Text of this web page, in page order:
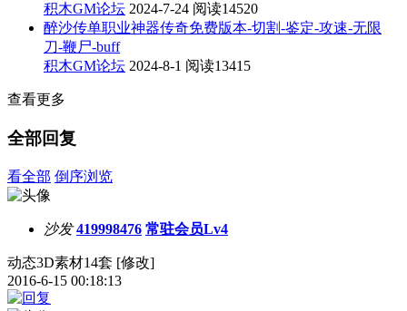
积木GM论坛 2024-7-24 阅读14520
醉沙传单职业神器传奇免费版本-切割-鉴定-攻速-无限
刀-鞭尸-buff
积木GM论坛 2024-8-1 阅读13415
查看更多
全部回复
看全部 倒序浏览
沙发 419998476 常驻会员Lv4
动态3D素材14套 [修改]
2016-6-15 00:18:13